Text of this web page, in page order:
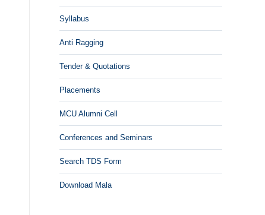
Syllabus
Anti Ragging
Tender & Quotations
Placements
MCU Alumni Cell
Conferences and Seminars
Search TDS Form
Download Mala